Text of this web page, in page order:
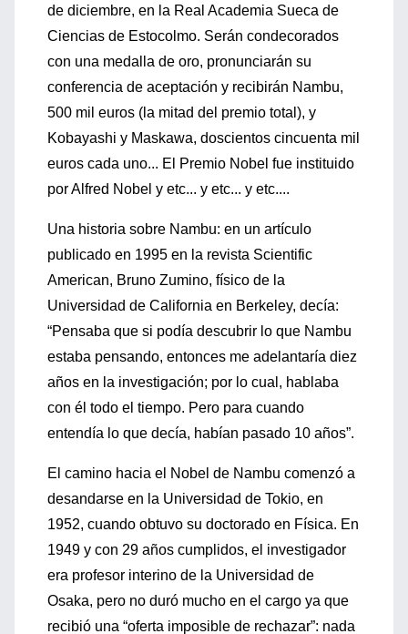
de diciembre, en la Real Academia Sueca de
Ciencias de Estocolmo. Serán condecorados
con una medalla de oro, pronunciarán su
conferencia de aceptación y recibirán Nambu,
500 mil euros (la mitad del premio total), y
Kobayashi y Maskawa, doscientos cincuenta mil
euros cada uno... El Premio Nobel fue instituido
por Alfred Nobel y etc... y etc... y etc....
Una historia sobre Nambu: en un artículo
publicado en 1995 en la revista Scientific
American, Bruno Zumino, físico de la
Universidad de California en Berkeley, decía:
“Pensaba que si podía descubrir lo que Nambu
estaba pensando, entonces me adelantaría diez
años en la investigación; por lo cual, hablaba
con él todo el tiempo. Pero para cuando
entendía lo que decía, habían pasado 10 años”.
El camino hacia el Nobel de Nambu comenzó a
desandarse en la Universidad de Tokio, en
1952, cuando obtuvo su doctorado en Física. En
1949 y con 29 años cumplidos, el investigador
era profesor interino de la Universidad de
Osaka, pero no duró mucho en el cargo ya que
recibió una “oferta imposible de rechazar”: nada